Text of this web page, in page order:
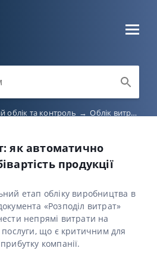
облік та контроль → Облік витрат і підзвітних коштів
як автоматично
продукції
етап обліку виробництва в
«Розподіл витрат»
непрямі витрати на
послуги, що є критичним для
компанії.